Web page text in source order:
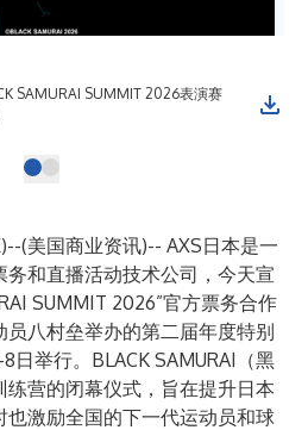
SAMURAI SUMMIT 2026表演赛
)--(美国商业资讯)-- AXS日本是一
和直播活动技术公司，今天宣
SUMMIT 2026”官方票务合作
八村垒举办的第二届年度特别
日举行。BLACK SAMURAI（黑
练营的闭幕仪式，旨在提升日本
激励全国的下一代运动员和球